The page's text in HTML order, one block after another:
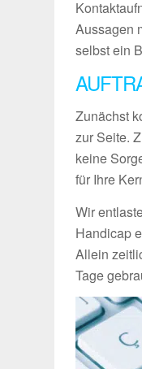
Aussagen
selbst ein
Zunächst
zur Seite.
keine
für Ihre
Wir
Handicap
Allein
Tage